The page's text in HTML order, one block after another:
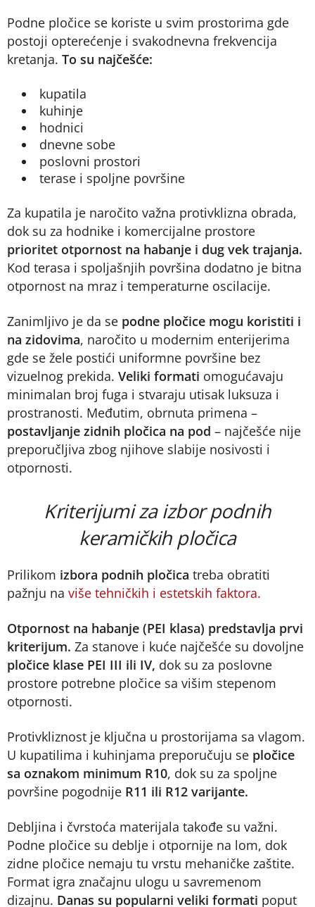
Podne pločice se koriste u svim prostorima gde
postoji opterećenje i svakodnevna frekvencija
kretanja. To su najčešće:
kupatila
kuhinje
hodnici
dnevne sobe
poslovni prostori
terase i spoljne površine
Za kupatila je naročito važna protivklizna obrada,
dok su za hodnike i komercijalne prostore
prioritet otpornost na habanje i dug vek trajanja.
Kod terasa i spoljašnjih površina dodatno je bitna
otpornost na mraz i temperaturne oscilacije.
Zanimljivo je da se podne pločice mogu koristiti i
na zidovima, naročito u modernim enterijerima
gde se žele postići uniformne površine bez
vizuelnog prekida. Veliki formati omogućavaju
minimalan broj fuga i stvaraju utisak luksuza i
prostranosti. Međutim, obrnuta primena –
postavljanje zidnih pločica na pod – najčešće nije
preporučljiva zbog njihove slabije nosivosti i
otpornosti.
Kriterijumi za izbor podnih
keramičkih pločica
Prilikom izbora podnih pločica treba obratiti
pažnju na više tehničkih i estetskih faktora.
Otpornost na habanje (PEI klasa) predstavlja prvi
kriterijum. Za stanove i kuće najčešće su dovoljne
pločice klase PEI III ili IV, dok su za poslovne
prostore potrebne pločice sa višim stepenom
otpornosti.
Protivkliznost je ključna u prostorijama sa vlagom.
U kupatilima i kuhinjama preporučuju se pločice
sa oznakom minimum R10, dok su za spoljne
površine pogodnije R11 ili R12 varijante.
Debljina i čvrstoća materijala takođe su važni.
Podne pločice su deblje i otpornije na lom, dok
zidne pločice nemaju tu vrstu mehaničke zaštite.
Format igra značajnu ulogu u savremenom
dizajnu. Danas su popularni veliki formati poput